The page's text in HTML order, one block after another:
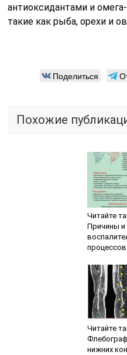
антиоксидантами и
такие как рыба, орехи и
Поделиться
Похожие
Читайте
Причины и
Читайте
нижних